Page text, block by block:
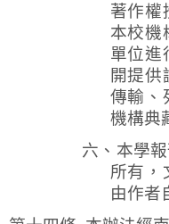
著作權
本校機
單位進
開提供
傳輸、
機構典
六、本學
所有，
由作者